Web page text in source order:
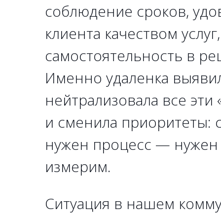
соблюдение сроков,
клиента качеством
самостоятельность в
Именно удаленка
нейтрализовала все
и сменила приоритеты:
нужен процесс — нужен
измерим.
Ситуация в нашем